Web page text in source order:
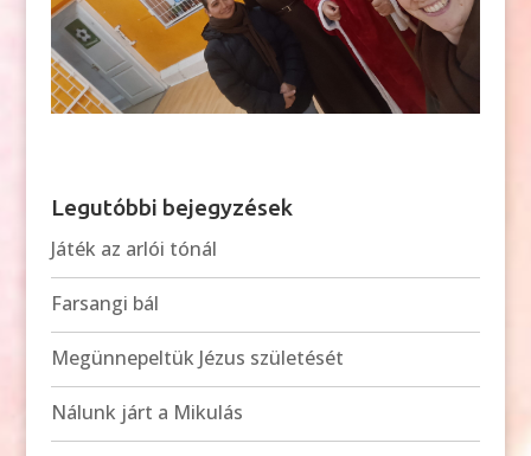
Legutóbbi bejegyzések
Játék az arlói tónál
Farsangi bál
Megünnepeltük Jézus születését
Nálunk járt a Mikulás